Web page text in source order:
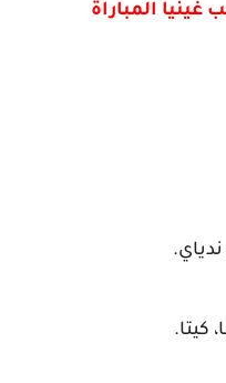
غينيا المباراة
ندياي.
كيتا.